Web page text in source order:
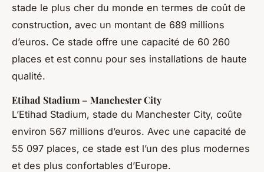
stade le plus cher du monde en termes de coût de
construction, avec un montant de 689 millions
d’euros. Ce stade offre une capacité de 60 260
places et est connu pour ses installations de haute
qualité.
Etihad Stadium – Manchester City
L’Etihad Stadium, stade du Manchester City, coûte
environ 567 millions d’euros. Avec une capacité de
55 097 places, ce stade est l’un des plus modernes
et des plus confortables d’Europe.